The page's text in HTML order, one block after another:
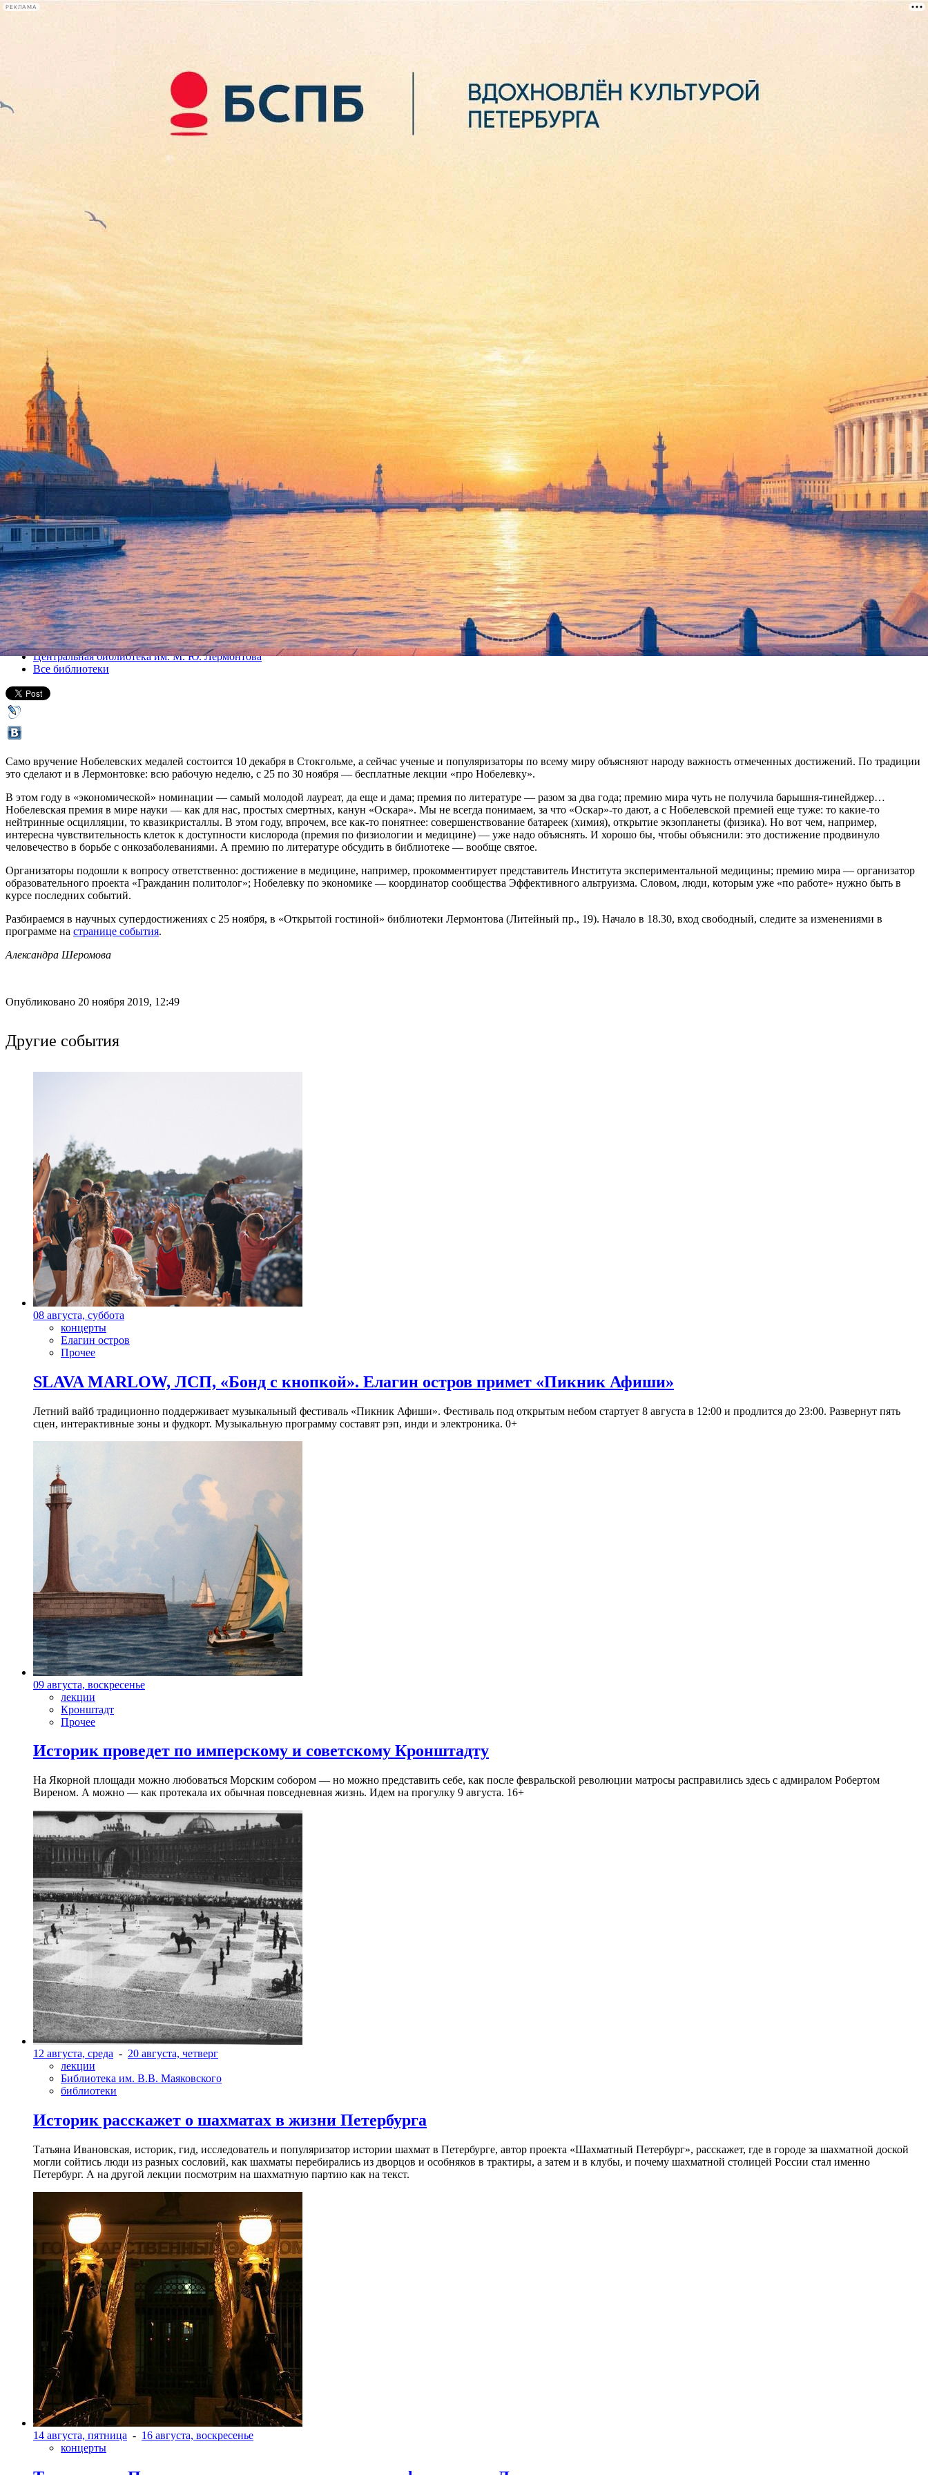
РЕКЛАМА
лекции
книги
От батареек до скандальной книги: ученые объяснят, за что в этом году вручена Нобелевка
25 ноября 2019, понедельник-30 ноября 2019, суббота
Версия для печати
Все лекции
Центральная библиотека им. М. Ю. Лермонтова
Все библиотеки
Само вручение Нобелевских медалей состоится 10 декабря в Стокгольме, а сейчас ученые и популяризаторы по всему миру объясняют народу важность отмеченных достижений. По традиции
это сделают и в Лермонтовке: всю рабочую неделю, с 25 по 30 ноября — бесплатные лекции «про Нобелевку».
В этом году в «экономической» номинации — самый молодой лауреат, да еще и дама; премия по литературе — разом за два года; премию мира чуть не получила барышня-тинейджер…
Нобелевская премия в мире науки — как для нас, простых смертных, канун «Оскара». Мы не всегда понимаем, за что «Оскар»-то дают, а с Нобелевской премией еще туже: то какие-то
нейтринные осцилляции, то квазикристаллы. В этом году, впрочем, все как-то понятнее: совершенствование батареек (химия), открытие экзопланеты (физика). Но вот чем, например,
интересна чувствительность клеток к доступности кислорода (премия по физиологии и медицине) — уже надо объяснять. И хорошо бы, чтобы объяснили: это достижение продвинуло
человечество в борьбе с онкозаболеваниями. А премию по литературе обсудить в библиотеке — вообще святое.
Организаторы подошли к вопросу ответственно: достижение в медицине, например, прокомментирует представитель Института экспериментальной медицины; премию мира — организатор
образовательного проекта «Гражданин политолог»; Нобелевку по экономике — координатор сообщества Эффективного альтруизма. Словом, люди, которым уже «по работе» нужно быть в
курсе последних событий.
Разбираемся в научных супердостижениях с 25 ноября, в «Открытой гостиной» библиотеки Лермонтова (Литейный пр., 19). Начало в 18.30, вход свободный, следите за изменениями в
программе на странице события.
Александра Шеромова
Опубликовано 20 ноября 2019, 12:49
Другие события
08 августа, суббота
концерты
Елагин остров
Прочее
SLAVA MARLOW, ЛСП, «Бонд с кнопкой». Елагин остров примет «Пикник Афиши»
Летний вайб традиционно поддерживает музыкальный фестиваль «Пикник Афиши». Фестиваль под открытым небом стартует 8 августа в 12:00 и продлится до 23:00. Развернут пять
сцен, интерактивные зоны и фудкорт. Музыкальную программу составят рэп, инди и электроника. 0+
09 августа, воскресенье
лекции
Кронштадт
Прочее
Историк проведет по имперскому и советскому Кронштадту
На Якорной площади можно любоваться Морским собором — но можно представить себе, как после февральской революции матросы расправились здесь с адмиралом Робертом
Виреном. А можно — как протекала их обычная повседневная жизнь. Идем на прогулку 9 августа. 16+
12 августа, среда - 20 августа, четверг
лекции
Библиотека им. В.В. Маяковского
библиотеки
Историк расскажет о шахматах в жизни Петербурга
Татьяна Ивановская, историк, гид, исследователь и популяризатор истории шахмат в Петербурге, автор проекта «Шахматный Петербург», расскажет, где в городе за шахматной доской
могли сойтись люди из разных сословий, как шахматы перебирались из дворцов и особняков в трактиры, а затем и в клубы, и почему шахматной столицей России стал именно
Петербург. А на другой лекции посмотрим на шахматную партию как на текст.
14 августа, пятница - 16 августа, воскресенье
концерты